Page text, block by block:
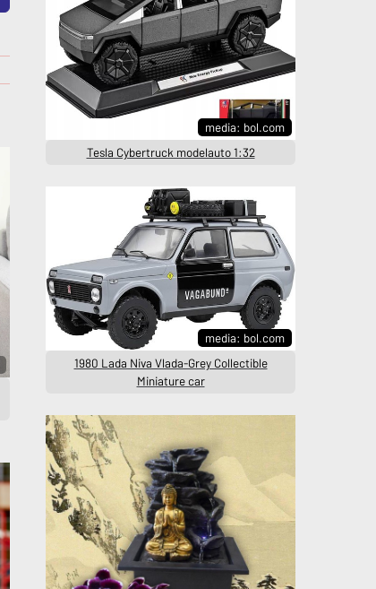
media: bol.com
Tesla Cybertruck modelauto 1:32
media: bol.com
1980 Lada Niva Vlada-Grey Collectible
Miniature car